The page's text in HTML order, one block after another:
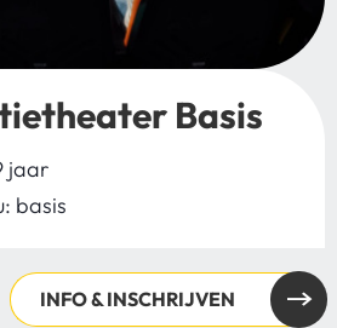
Basis
jaar
basis
INFO & INSCHRIJVEN